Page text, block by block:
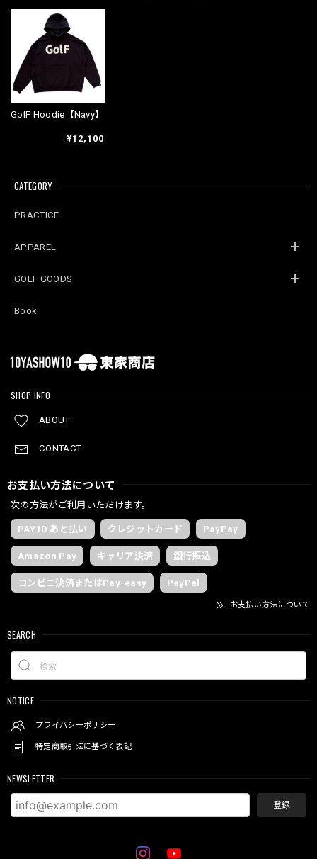
GolF Hoodie【Navy】
¥12,100
CATEGORY
PRACTICE
APPAREL
GOLF GOODS
Book
SHOP INFO
ABOUT
CONTACT
お支払い方法について
次の方法がご利用いただけます。
PAY ID あと払い クレジットカード PayPay
Amazon Pay キャリア決済 銀行振込
コンビニ決済またはPay-easy PayPal
お支払い方法について
SEARCH
NOTICE
プライバシーポリシー
特定商取引法に基づく表記
NEWSLETTER
登録